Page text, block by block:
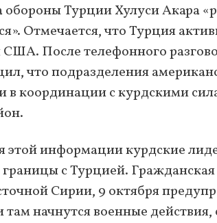
Турции Хулуси Акара
Отмечается, что Турция
После телефонного
что подразделения
в координации с курдскими
этой информации курдские
с Турцией.
Сирии, 9 октября
там начнутся военные действия,